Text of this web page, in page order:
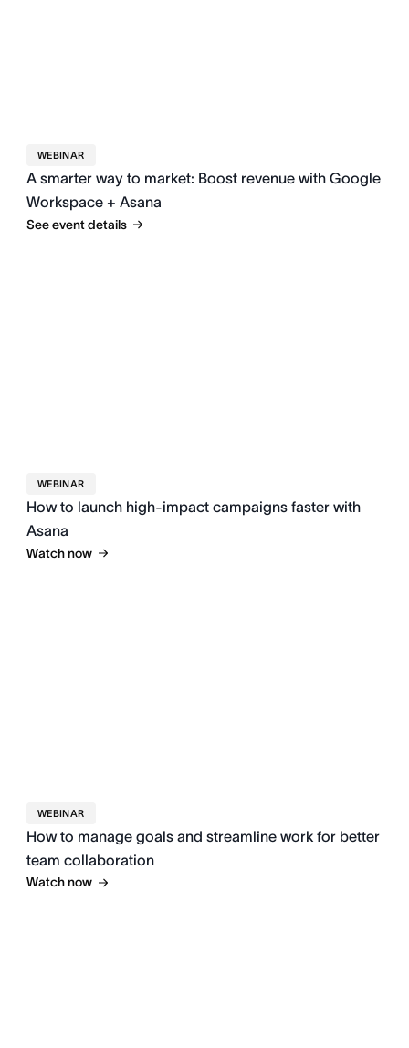
WEBINAR
A smarter way to market: Boost revenue with Google
Workspace + Asana
See event details
WEBINAR
How to launch high-impact campaigns faster with
Asana
Watch now
WEBINAR
How to manage goals and streamline work for better
team collaboration
Watch now